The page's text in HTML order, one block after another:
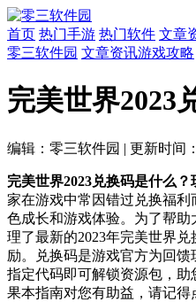
首页 热门手游 热门软件 文章
零三软件园 文章资讯游戏攻略
完美世界2023
编辑：零三软件园 | 更新时间
完美世界2023兑换码是什么
家在游戏中常因错过兑换福
色成长和游戏体验。为了帮
理了最新的2023年完美世界
励。兑换码是游戏官方为回
指定代码即可解锁资源包，
果本指南对您有助益，请记